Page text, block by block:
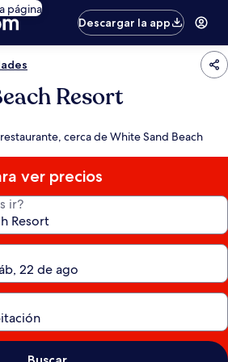
página
Descargar la app
Resort
cerca de White Sand Beach
ver precios
ir?